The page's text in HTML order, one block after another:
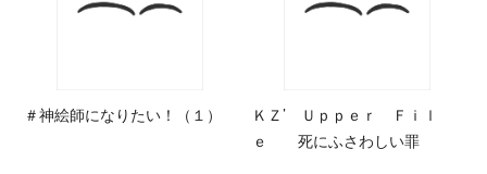
＃神絵師になりたい！（１）
ＫＺ’ Ｕｐｐｅｒ Ｆｉｌ
ｅ 死にふさわしい罪